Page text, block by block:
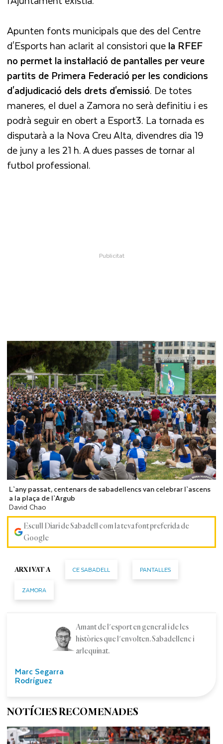
Apunten fonts municipals que des del Centre
d'Esports han aclarit al consistori quela RFEF
no permet la instal·lació de pantalles per veure
partits de Primera Federació per les condicions
d'adjudicació dels drets d'emissió. De totes
maneres, el duel a Zamora no serà definitiu i es
podrà seguir en obert a Esport3. La tornada es
disputarà a la Nova Creu Alta, divendres dia 19
de juny a les 21 h. A dues passes de tornar al
futbol professional.
L`any passat, centenars de sabadellencs van celebrar l`ascens
a la plaça de l`Argub
David Chao
Escull Diari de Sabadell com la teva font preferida de
Google
ARXIVAT A CE SABADELL PANTALLES
ZAMORA
Marc Segarra
Rodríguez
Amant de l'esport en general i de les
històries que l'envolten. Sabadellenc i
arlequinat.
NOTÍCIES RECOMENADES